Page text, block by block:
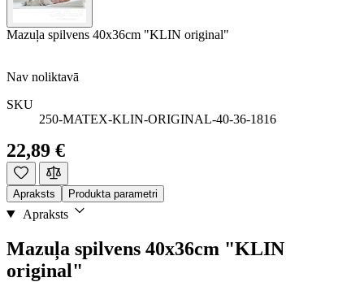
Mazuļa spilvens 40x36cm "KLIN original"
Nav noliktavā
SKU
250-MATEX-KLIN-ORIGINAL-40-36-1816
22,89 €
Apraksts Produkta parametri
Apraksts
Mazuļa spilvens 40x36cm "KLIN
original"